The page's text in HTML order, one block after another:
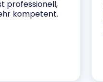
professionell,
kompetent.